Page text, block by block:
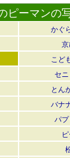
ピーマンの
かぐ
京
こど
セ
とん
バナ
パプ